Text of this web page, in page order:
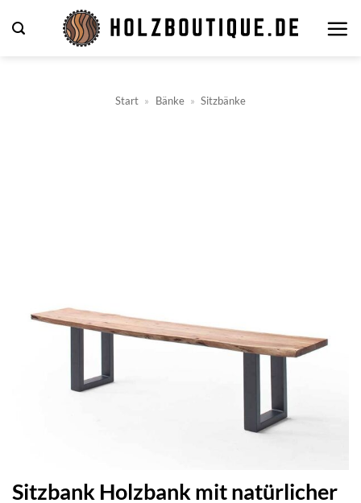
Inhalt
Start » Bänke » Sitzbänke
Sitzbank Holzbank mit natürlicher